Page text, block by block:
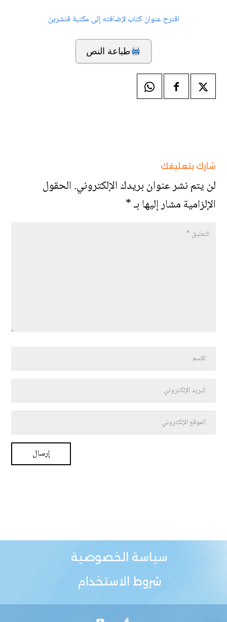
اقترح عنوان كتاب لإضافته إلى مكتبة قنشرين
طباعة النص
شارك بتعليقك
لن يتم نشر عنوان بريدك الإلكتروني.الحقول
الإلزامية مشار إليها بـ*
سياسة الخصوصية
شروط الاستخدام